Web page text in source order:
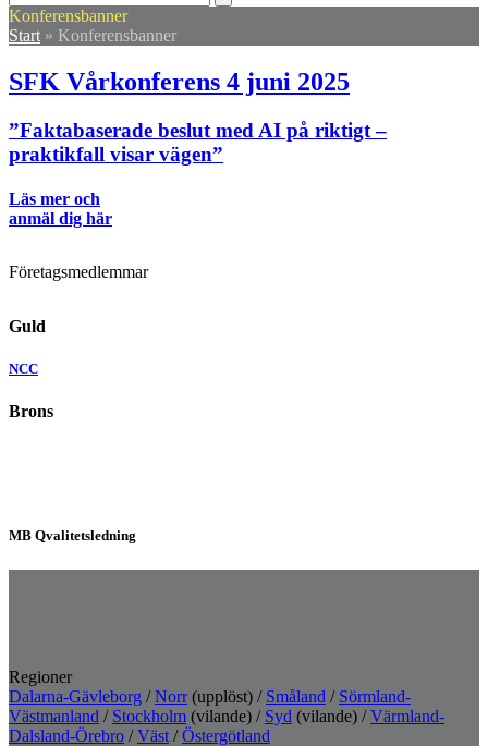
mobile
menu
mobile
menu
Konferensbanner
Start » Konferensbanner
SFK Vårkonferens 4 juni 2025
”Faktabaserade beslut med AI på riktigt –
praktikfall visar vägen”
Läs mer och
anmäl dig här
Företagsmedlemmar
Guld
NCC
Brons
MB Qvalitetsledning
Regioner
Dalarna-Gävleborg /Norr (upplöst) / Småland / Sörmland-
Västmanland / Stockholm (vilande) / Syd (vilande) /Värmland-
Dalsland-Örebro /Väst /Östergötland